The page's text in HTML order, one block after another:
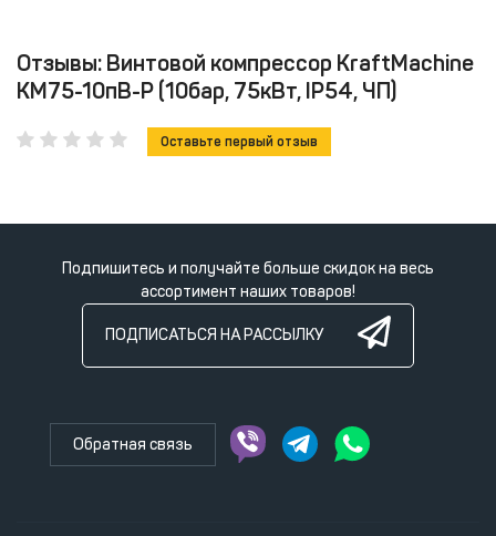
Отзывы: Винтовой компрессор KraftMachine
KM75-10пВ-Р (10бар, 75кВт, IP54, ЧП)
Оставьте первый отзыв
Подпишитесь и получайте больше скидок на весь
ассортимент наших товаров!
ПОДПИСАТЬСЯ НА РАССЫЛКУ
Обратная связь